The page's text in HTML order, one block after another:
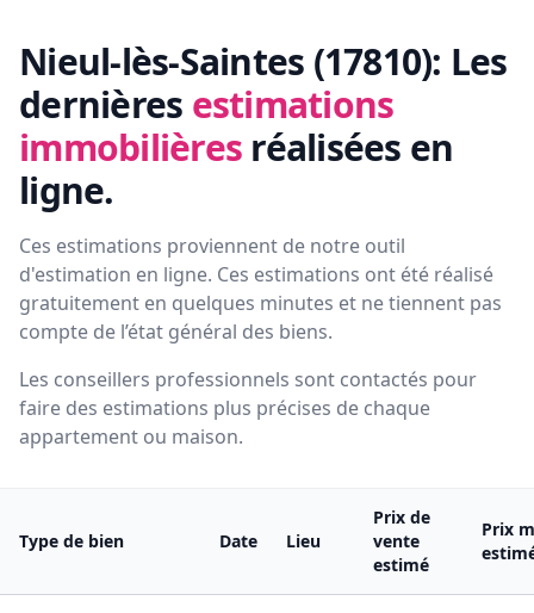
Nieul-lès-Saintes (17810): Les
dernières estimations
immobilières réalisées en
ligne.
Ces estimations proviennent de notre outil
d'estimation en ligne. Ces estimations ont été réalisé
gratuitement en quelques minutes et ne tiennent pas
compte de l’état général des biens.
Les conseillers professionnels sont contactés pour
faire des estimations plus précises de chaque
appartement ou maison.
Type de bien Date Lieu
Prix de
vente
estimé
Prix